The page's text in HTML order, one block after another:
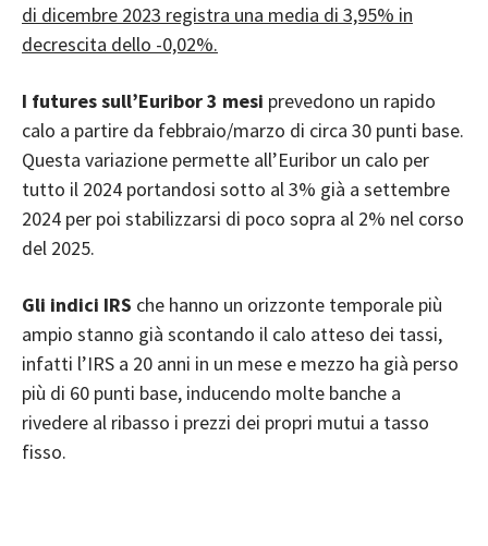
di dicembre 2023 registra una media di 3,95% in
decrescita dello -0,02%.
I futures sull’Euribor 3 mesi prevedono un rapido
calo a partire da febbraio/marzo di circa 30 punti base.
Questa variazione permette all’Euribor un calo per
tutto il 2024 portandosi sotto al 3% già a settembre
2024 per poi stabilizzarsi di poco sopra al 2% nel corso
del 2025.
Gli indici IRS che hanno un orizzonte temporale più
ampio stanno già scontando il calo atteso dei tassi,
infatti l’IRS a 20 anni in un mese e mezzo ha già perso
più di 60 punti base, inducendo molte banche a
rivedere al ribasso i prezzi dei propri mutui a tasso
fisso.